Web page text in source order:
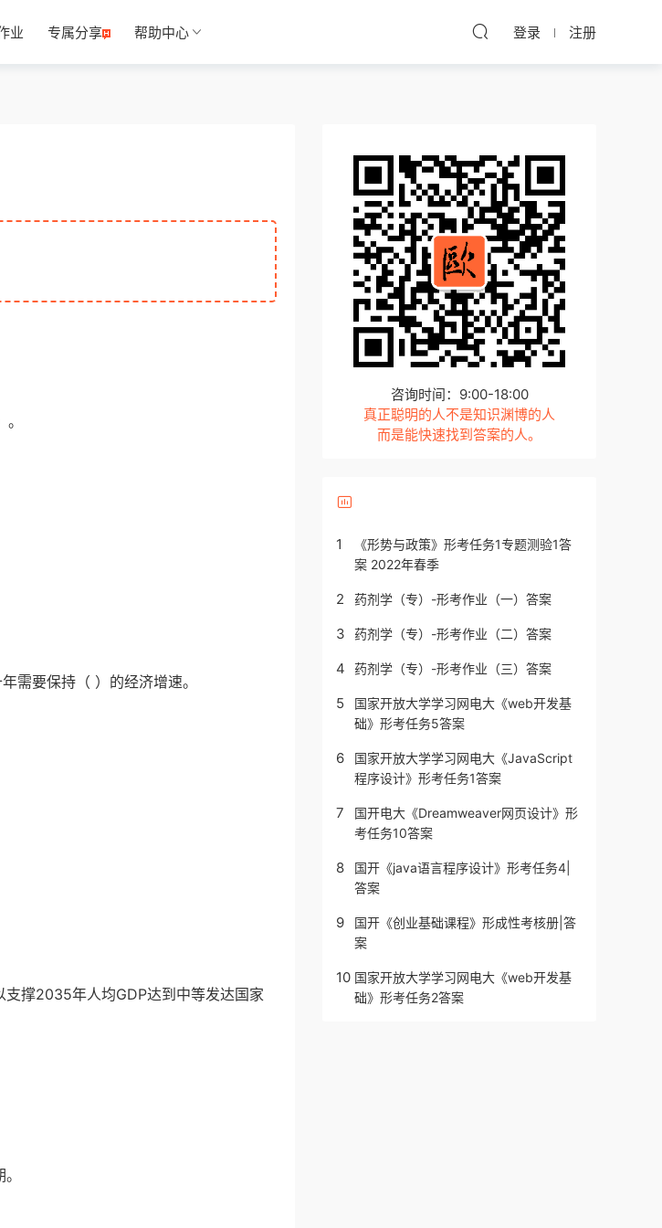
业 专属分享 帮助中心 登录 注册
需要保持（ ）的经济增速。
支撑2035年人均GDP达到中等发达国家
咨询时间：9:00-18:00
真正聪明的人不是知识渊博的人
而是能快速找到答案的人。
1
《形势与政策》形考任务1专题测验1答
案 2022年春季
2 药剂学（专）-形考作业（一）答案
3 药剂学（专）-形考作业（二）答案
4 药剂学（专）-形考作业（三）答案
5
国家开放大学学习网电大《web开发基
础》形考任务5答案
6
国家开放大学学习网电大《JavaScript
程序设计》形考任务1答案
7
国开电大《Dreamweaver网页设计》形
考任务10答案
8
国开《java语言程序设计》形考任务4|
答案
9
国开《创业基础课程》形成性考核册|答
案
10 国家开放大学学习网电大《web开发基
础》形考任务2答案